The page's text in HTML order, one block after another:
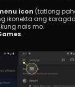
icon (tatlong
nais mo.
.